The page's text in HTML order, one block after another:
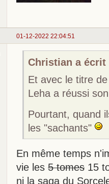
01-12-2022 22:04:51
Christian a écrit
Et avec le titre
Leha a réussi
Pourtant, quand
les "sachants"
En même temps
vie les 5 tomes 15
ni la saga du